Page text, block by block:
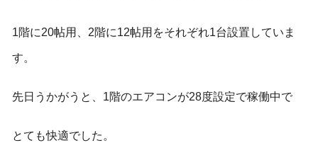
1階に20帖用、2階に12帖用をそれぞれ1台設置していま
す。
先日うかがうと、1階のエアコンが28度設定で稼働中で
とても快適でした。